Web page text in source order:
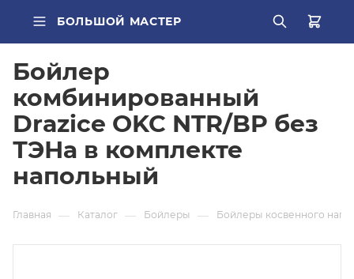
БОЛЬШОЙ МАСТЕР
БРЕНДЫ
Бойлер
комбинированный
Drazice OKC NTR/BP без
ТЭНа в комплекте
напольный
Главная — Каталог — Бойлеры — Бойлеры косвенного
ВСЕ КАТЕГОРИИ
ПОПУЛЯРНОЕ
радиатор стальной
Кондиционер Ballu